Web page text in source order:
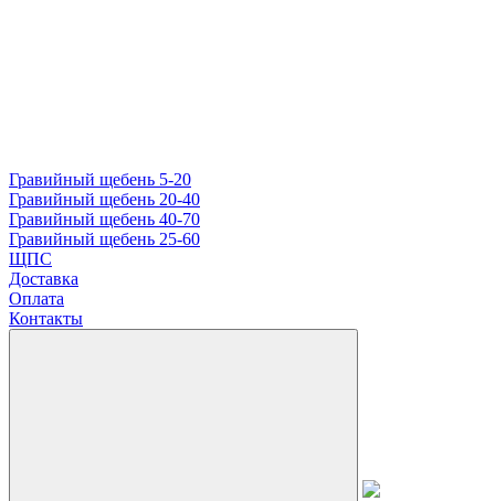
Гравийный щебень 5-20
Гравийный щебень 20-40
Гравийный щебень 40-70
Гравийный щебень 25-60
ЩПС
Доставка
Оплата
Контакты